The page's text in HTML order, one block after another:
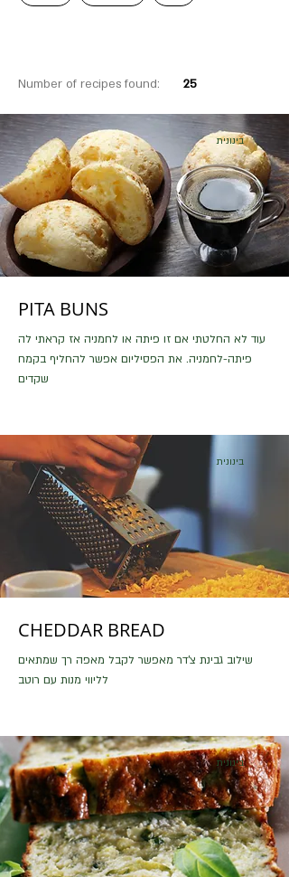
Number of recipes found: 25
בינונית
PITA BUNS
עוד לא החלטתי אם זו פיתה או לחמניה אז קראתי לה
פיתה-לחמניה. את הפסיליום אפשר להחליף בקמח
שקדים
בינונית
CHEDDAR BREAD
שילוב גבינת צ'דר מאפשר לקבל מאפה רך שמתאים
לליווי מנות עם רוטב
בינונית